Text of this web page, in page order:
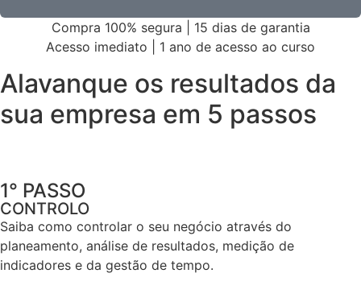
Compra 100% segura | 15 dias de garantia
Acesso imediato | 1 ano de acesso ao curso
Alavanque os resultados da
sua empresa em 5 passos
1° PASSO
CONTROLO
Saiba como controlar o seu negócio através do
planeamento, análise de resultados, medição de
indicadores e da gestão de tempo.